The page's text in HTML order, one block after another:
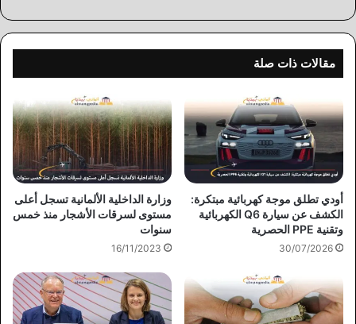
مقالات ذات صلة
أودي تطلق موجة كهربائية مبتكرة:
الكشف عن سيارة Q6 الكهربائية
وتقنية PPE الحصرية
30/07/2026
وزارة الداخلية الألمانية تسجل أعلى
مستوى لسرقات الأشجار منذ خمس
سنوات
16/11/2023